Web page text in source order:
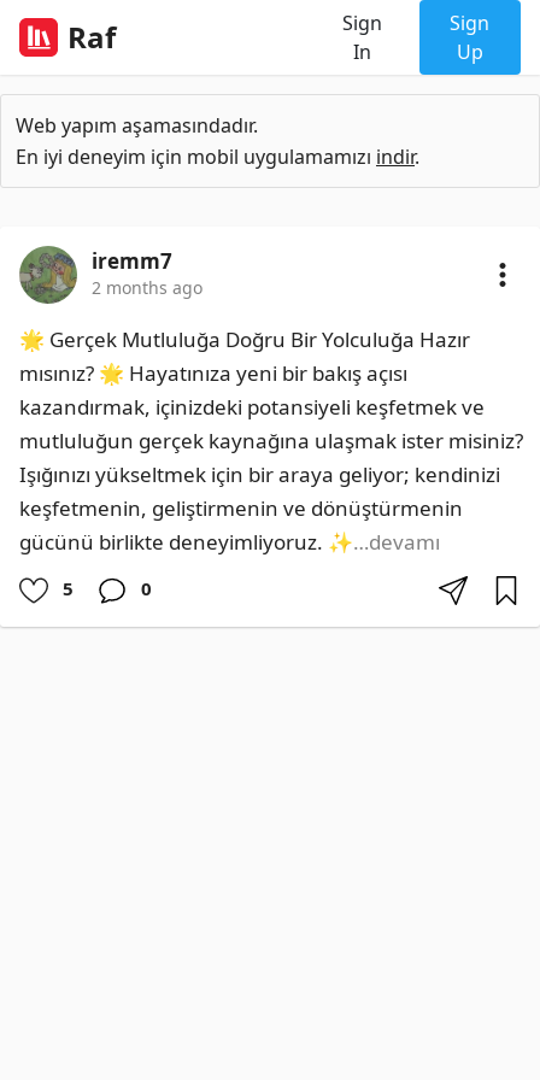
Raf
Sign
In
Sign
Up
Web yapım aşamasındadır.
En iyi deneyim için mobil uygulamamızı indir.
iremm7
2 months ago
🌟 Gerçek Mutluluğa Doğru Bir Yolculuğa Hazır
mısınız? 🌟 Hayatınıza yeni bir bakış açısı
kazandırmak, içinizdeki potansiyeli keşfetmek ve
mutluluğun gerçek kaynağına ulaşmak ister misiniz?
Işığınızı yükseltmek için bir araya geliyor; kendinizi
keşfetmenin, geliştirmenin ve dönüştürmenin
gücünü birlikte deneyimliyoruz. ✨…devamı
5 0